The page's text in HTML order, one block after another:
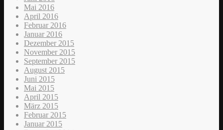
Mai 2016
April 2016
Februar 2016
Januar 2016
Dezember 2015
November 2015
September 2015
August 2015
Juni 2015
Mai 2015
April 2015
März 2015
Februar 2015
Januar 2015